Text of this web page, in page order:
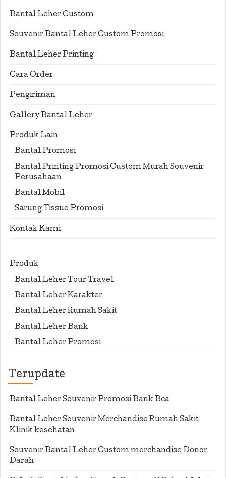
Bantal Leher Custom
Souvenir Bantal Leher Custom Promosi
Bantal Leher Printing
Cara Order
Pengiriman
Gallery Bantal Leher
Produk Lain
Bantal Promosi
Bantal Printing Promosi Custom Murah Souvenir
Perusahaan
Bantal Mobil
Sarung Tissue Promosi
Kontak Kami
Produk
Bantal Leher Tour Travel
Bantal Leher Karakter
Bantal Leher Rumah Sakit
Bantal Leher Bank
Bantal Leher Promosi
Terupdate
Bantal Leher Souvenir Promosi Bank Bca
Bantal Leher Souvenir Merchandise Rumah Sakit
Klinik kesehatan
Souvenir Bantal Leher Custom merchandise Donor
Darah